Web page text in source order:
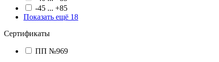
-45 ... +85
Показать ещё 18
Сертификаты
ПП №969